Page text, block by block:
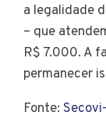
a legalidade
– que
R$ 7.000. A
permanecer
Fonte: